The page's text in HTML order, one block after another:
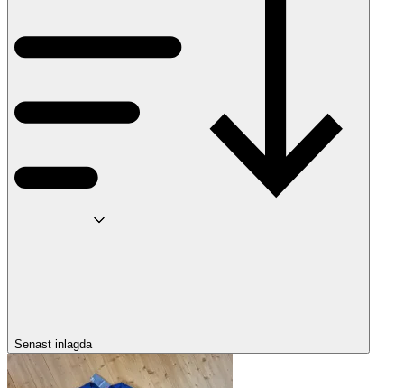
Senast inlagda